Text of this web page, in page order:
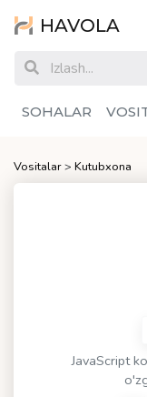
HAVOLA
SOHALAR
Vositalar> Kutubxona
JavaScript